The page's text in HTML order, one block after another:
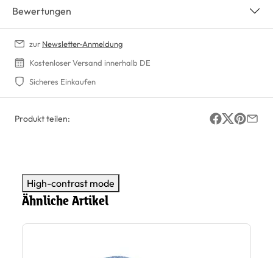
Bewertungen
zur Newsletter-Anmeldung
Kostenloser Versand innerhalb DE
Sicheres Einkaufen
Produkt teilen:
High-contrast mode
Ähnliche Artikel